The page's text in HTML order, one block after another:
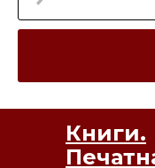
Книги.